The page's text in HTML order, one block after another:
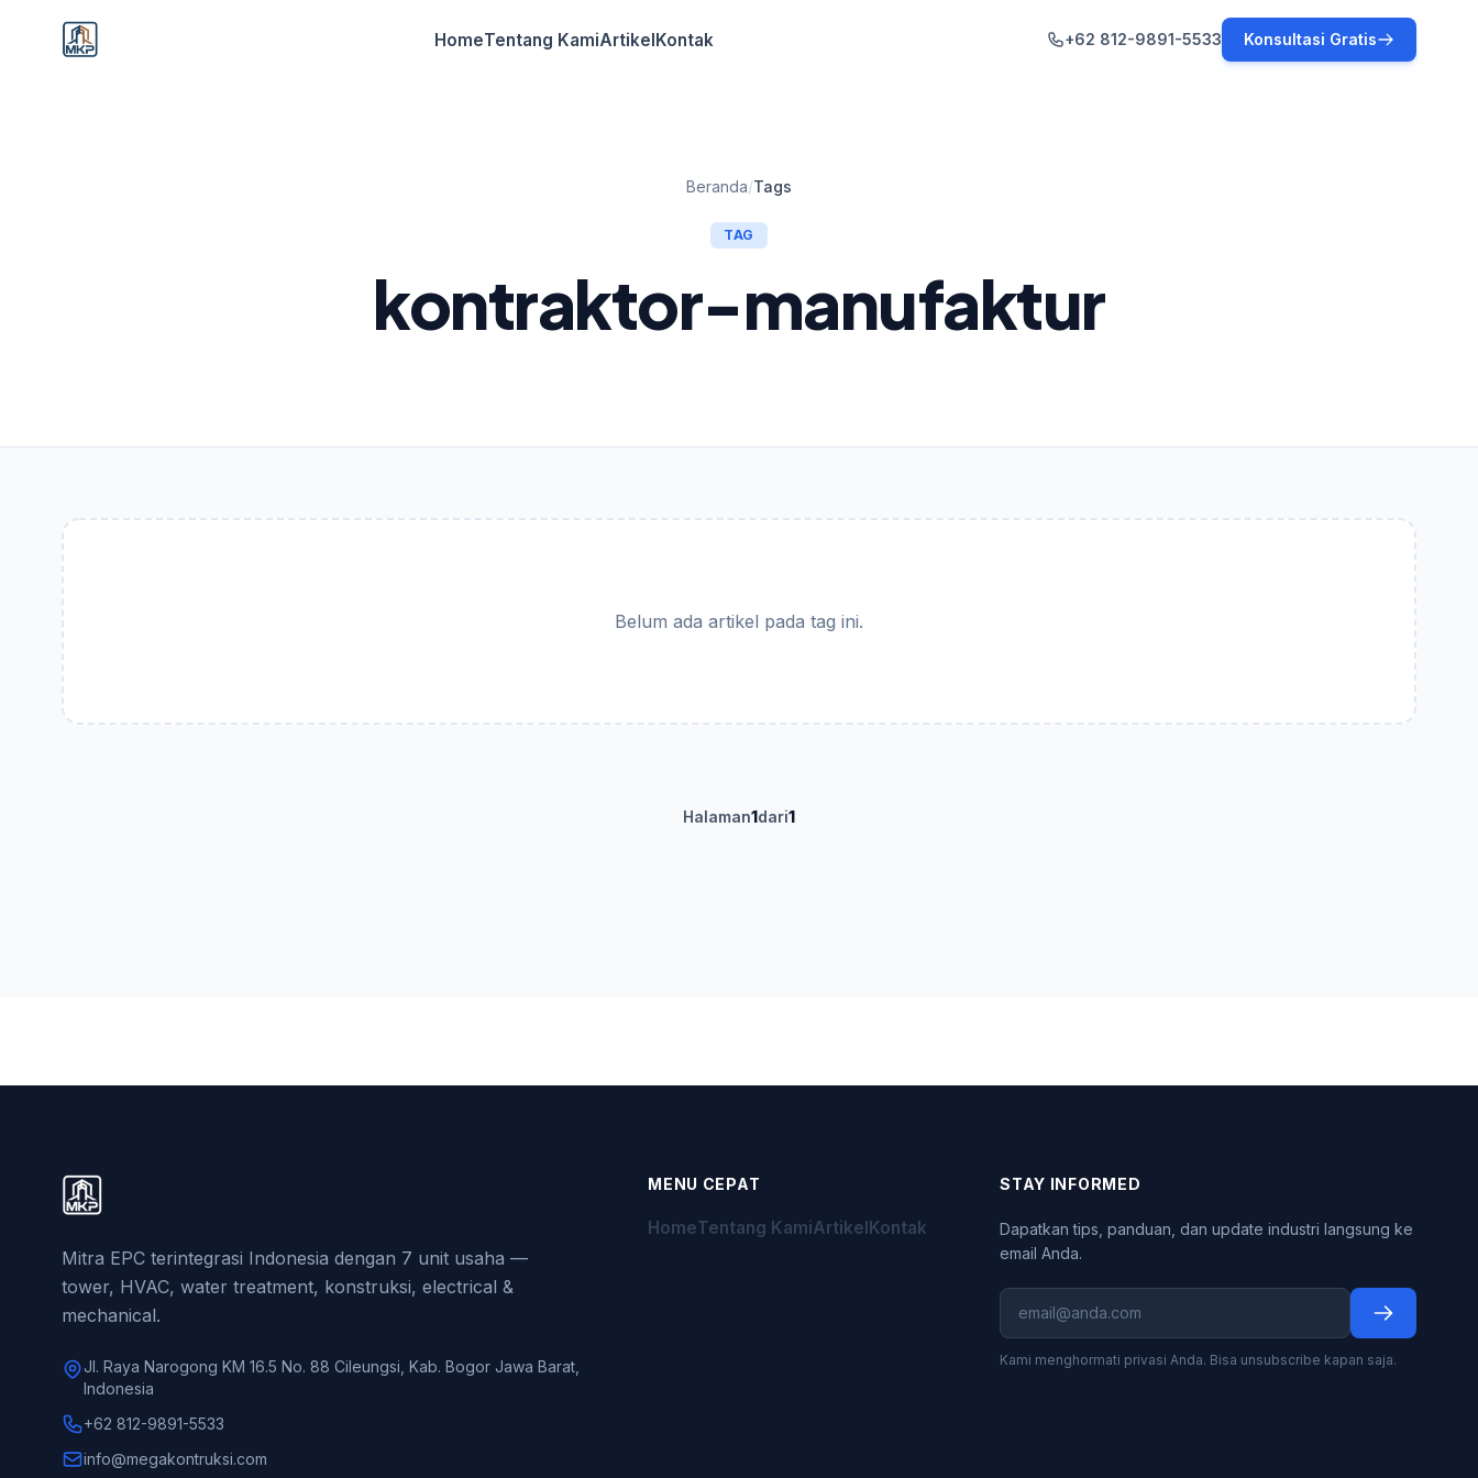
HomeTentang KamiArtikelKontak +62 812-9891-5533 Konsultasi Gratis
Beranda/Tags
TAG
kontraktor-manufaktur
Belum ada artikel pada tag ini.
Halaman1dari1
Mitra EPC terintegrasi Indonesia dengan 7 unit usaha —
tower, HVAC, water treatment, konstruksi, electrical &
mechanical.
Jl. Raya Narogong KM 16.5 No. 88 Cileungsi, Kab. Bogor Jawa Barat,
Indonesia
+62 812-9891-5533
info@megakontruksi.com
MENU CEPAT
HomeTentang KamiArtikelKontak
STAY INFORMED
Dapatkan tips, panduan, dan update industri langsung ke
email Anda.
Kami menghormati privasi Anda. Bisa unsubscribe kapan saja.